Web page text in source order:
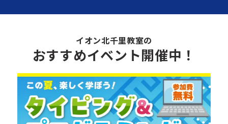
イオン北千里教室の
おすすめイベント開催中！